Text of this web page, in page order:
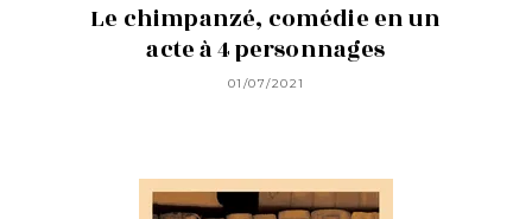
Le chimpanzé, comédie en un
acte à 4 personnages
01/07/2021